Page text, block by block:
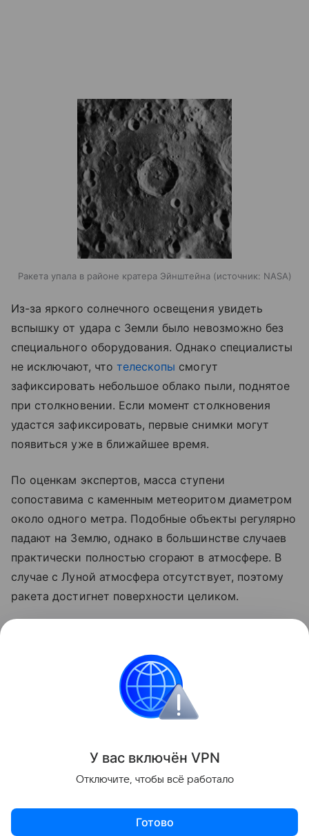
Ракета упала в районе кратера Эйнштейна источник: NASA
Из-за яркого солнечного освещения увидеть
вспышку от удара с Земли было невозможно без
специального оборудования. Однако специалисты
не исключают, что телескопы смогут
зафиксировать небольшое облако пыли, поднятое
при столкновении. Если момент столкновения
удастся зафиксировать, первые снимки могут
появиться уже в ближайшее время.
По оценкам экспертов, масса ступени
сопоставима с каменным метеоритом диаметром
около одного метра. Подобные объекты регулярно
падают на Землю, однако в большинстве случаев
практически полностью сгорают в атмосфере. В
случае с Луной атмосфера отсутствует, поэтому
ракета достигнет поверхности целиком.
об атмосфере древней Земли.
Луна российские ученые
Поделиться
У вас включён VPN
Отключите, чтобы всё работало
Готово